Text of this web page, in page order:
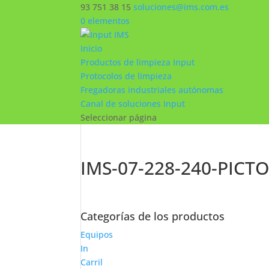
93 751 38 15 soluciones@ims.com.es
0 elementos
Inicio
Productos de limpieza Input
Protocolos de limpieza
Fregadoras industriales autónomas
Canal de soluciones Input
Seleccionar página
IMS-07-228-240-
Categorías de los productos
Equipos
In
Carril